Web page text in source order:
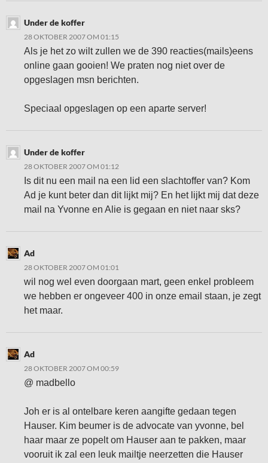
Under de koffer
28 OKTOBER 2007 OM 01:15
Als je het zo wilt zullen we de 390 reacties(mails)eens
online gaan gooien! We praten nog niet over de
opgeslagen msn berichten.
Speciaal opgeslagen op een aparte server!
Under de koffer
28 OKTOBER 2007 OM 01:12
Is dit nu een mail na een lid een slachtoffer van? Kom
Ad je kunt beter dan dit lijkt mij? En het lijkt mij dat deze
mail na Yvonne en Alie is gegaan en niet naar sks?
Ad
28 OKTOBER 2007 OM 01:01
wil nog wel even doorgaan mart, geen enkel probleem
we hebben er ongeveer 400 in onze email staan, je zegt
het maar.
Ad
28 OKTOBER 2007 OM 00:59
@ madbello
Joh er is al ontelbare keren aangifte gedaan tegen
Hauser. Kim beumer is de advocate van yvonne, bel
haar maar ze popelt om Hauser aan te pakken, maar
vooruit ik zal een leuk mailtje neerzetten die Hauser